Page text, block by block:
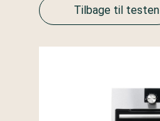
Tilbage til testen